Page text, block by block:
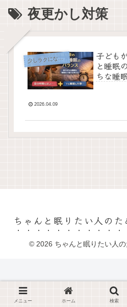
夜更かし対策
少
しラクになる工夫
子ども
と睡眠
ちな睡
2026.04.09
ちゃんと眠りたい人の
© 2026 ちゃんと眠りたい人
メニュー ホーム 検索